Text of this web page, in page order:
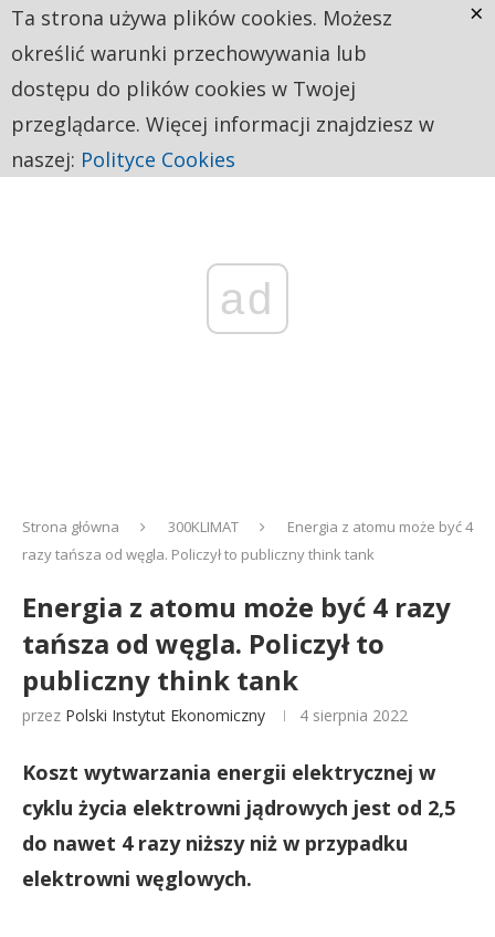
ad
Strona główna 300KLIMAT
Energia z atomu może być 4
razy tańsza od węgla. Policzył to publiczny think tank
Energia z atomu może być 4 razy
tańsza od węgla. Policzył to
publiczny think tank
przez Polski Instytut Ekonomiczny 4 sierpnia 2022
Koszt wytwarzania energii elektrycznej w
cyklu życia elektrowni jądrowych jest od 2,5
do nawet 4 razy niższy niż w przypadku
elektrowni węglowych.
Ta strona używa plików cookies. Możesz
określić warunki przechowywania lub
dostępu do plików cookies w Twojej
przeglądarce. Więcej informacji znajdziesz w
naszej: Polityce Cookies
×